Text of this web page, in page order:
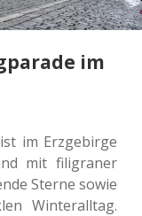
im
im Erz­ge­bir­ge
mit fili­gra­ner
Sterne sowie
Win­ter­all­tag.